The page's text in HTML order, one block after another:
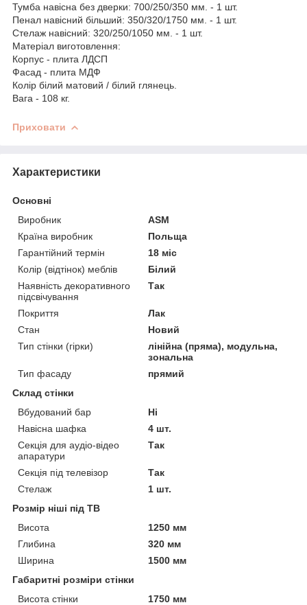
Тумба навісна без дверки: 700/250/350 мм. - 1 шт.
Пенал навісний більший: 350/320/1750 мм. - 1 шт.
Стелаж навісний: 320/250/1050 мм. - 1 шт.
Матеріал виготовлення:
Корпус - плита ЛДСП
Фасад - плита МДФ
Колір білий матовий / білий глянець
Вага - 108 кг.
Приховати
Характеристики
Основні
Виробник
ASM
Країна виробник
Польща
Гарантійний термін
18 міс
Колір (відтінок) меблів
Білий
Наявність декоративного
підсвічування
Так
Покриття
Лак
Стан
Новий
Тип стінки (гірки)
лінійна (пряма), модульна,
зональна
Тип фасаду
прямий
Склад стінки
Вбудований бар
Ні
Навісна шафка
4 шт.
Секція для аудіо-відео
апаратури
Так
Секція під телевізор
Так
Стелаж
1 шт.
Розмір ніші під ТВ
Висота
1250 мм
Глибина
320 мм
Ширина
1500 мм
Габаритні розміри стінки
Висота стінки
1750 мм